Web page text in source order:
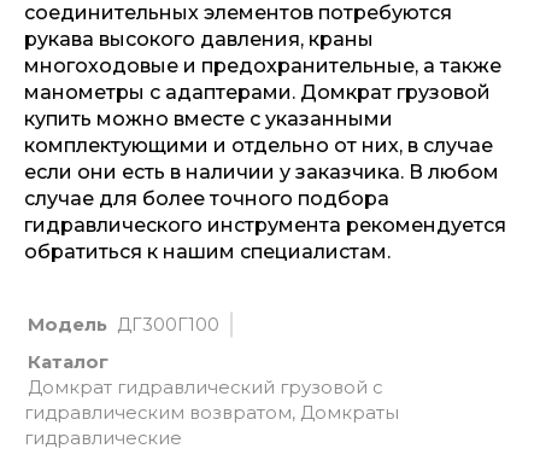
соединительных элементов потребуются
рукава высокого давления, краны
многоходовые и предохранительные, а также
манометры с адаптерами. Домкрат грузовой
купить можно вместе с указанными
комплектующими и отдельно от них, в случае
если они есть в наличии у заказчика. В любом
случае для более точного подбора
гидравлического инструмента рекомендуется
обратиться к нашим специалистам.
Модель ДГ300Г100
Каталог
Домкрат гидравлический грузовой с
гидравлическим возвратом, Домкраты
гидравлические